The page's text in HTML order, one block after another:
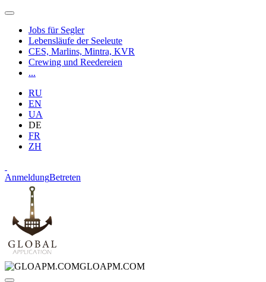
Jobs für Segler
Lebensläufe der Seeleute
CES, Marlins, Mintra, KVR
Crewing und Reedereien
...
RU
EN
UA
DE
FR
ZH
AnmeldungBetreten
GLOAPM.COM